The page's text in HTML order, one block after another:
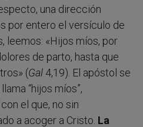
una dirección
por entero el versículo de
leemos: «Hijos míos, por
de parto, hasta que
(Gal 4,19). El apóstol se
“hijos míos”,
el que, no sin
a acoger a Cristo. La